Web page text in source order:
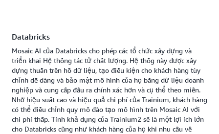
Databricks
Mosaic AI của Databricks cho phép các tổ chức xây dựng và
triển khai Hệ thống tác tử chất lượng. Hệ thốg này được xây
dựng thuần trên hồ dữ liệu, tạo điều kiện cho khách hàng tùy
chỉnh dễ dàng và bảo mật mô hình của họ bằng dữ liệu doanh
nghiệp và cung cấp đầu ra chính xác hơn và cụ thể theo miền.
Nhờ hiệu suất cao và hiệu quả chi phí của Trainium, khách hàng
có thể điều chỉnh quy mô đào tạo mô hình trên Mosaic AI với
chi phí thấp. Tính khả dụng của Trainium2 sẽ là một lợi ích lớn
cho Databricks cũng như khách hàng của họ khi nhu cầu về